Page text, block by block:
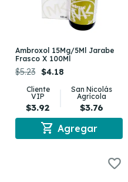
Ambroxol 15Mg/5Ml Jarabe
Frasco X 100Ml
$5.23 $4.18
Cliente
VIP
$3.92
San Nicolás
Agrícola
$3.76
shopping_cart Agregar